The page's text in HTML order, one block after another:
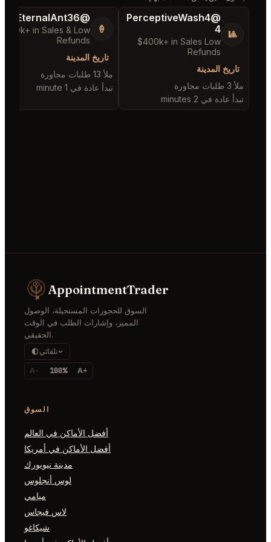
$500k+ in
@BraveHand53
$400k+ in Sales Low
Refunds
تاريخ المدينة
تبدأ عادة في 1 minute